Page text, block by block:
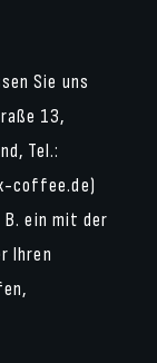
Sie uns
13,
Tel.:
coffee.de)
ein mit der
Ihren